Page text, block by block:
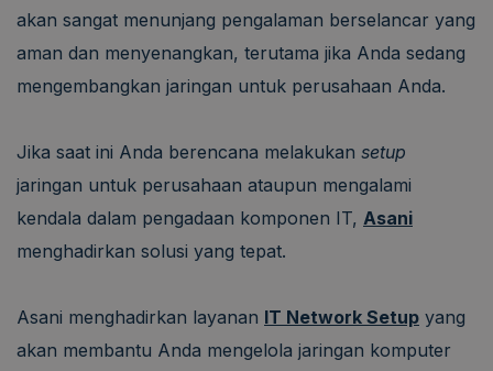
akan sangat menunjang pengalaman berselancar yang
aman dan menyenangkan, terutama jika Anda sedang
mengembangkan jaringan untuk perusahaan Anda.
Jika saat ini Anda berencana melakukan setup
jaringan untuk perusahaan ataupun mengalami
kendala dalam pengadaan komponen IT, Asani
menghadirkan solusi yang tepat.
Asani menghadirkan layanan IT Network Setup yang
akan membantu Anda mengelola jaringan komputer